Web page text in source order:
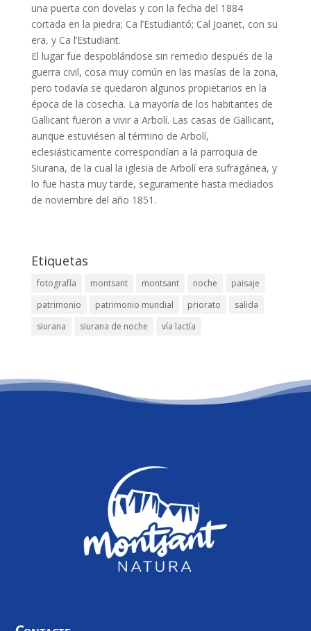
una puerta con dovelas y con la fecha del 1884
cortada en la piedra; Ca l’Estudiantó; Cal Joanet, con su
era, y Ca l’Estudiant.
El lugar fue despoblándose sin remedio después de la
guerra civil, cosa muy común en las masías de la zona,
pero todavía se quedaron algunos propietarios en la
época de la cosecha. La mayoría de los habitantes de
Gallicant fueron a vivir a Arbolí. Las casas de Gallicant,
aunque estuviésen al término de Arbolí,
eclesiásticamente correspondían a la parroquia de
Siurana, de la cual la iglesia de Arbolí era sufragánea, y
lo fue hasta muy tarde, seguramente hasta mediados
de noviembre del año 1851.
Etiquetas
fotografía montsant montsant noche
paisaje
patrimonio
patrimonio mundial priorato
salida
siurana
siurana de noche vía lactía